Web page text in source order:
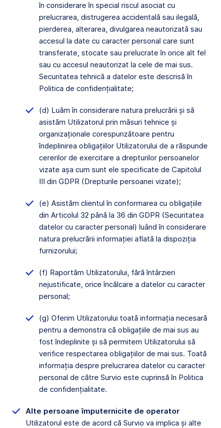
în considerare în special riscul asociat cu
prelucrarea, distrugerea accidentală sau ilegală,
pierderea, alterarea, divulgarea neautorizată sau
accesul la date cu caracter personal care sunt
transferate, stocate sau prelucrate în orice alt fel
sau cu accesul neautorizat la cele de mai sus.
Securitatea tehnică a datelor este descrisă în
Politica de confidențialitate;
(d) Luăm în considerare natura prelucrării și să
asistăm Utilizatorul prin măsuri tehnice și
organizaționale corespunzătoare pentru
îndeplinirea obligațiilor Utilizatorului de a răspunde
cererilor de exercitare a drepturilor persoanelor
vizate așa cum sunt ele specificate de Capitolul
III din GDPR (Drepturile persoanei vizate);
(e) Asistăm clientul în conformarea cu obligațiile
din Articolul 32 până la 36 din GDPR (Securitatea
datelor cu caracter personal) luând în considerare
natura prelucrării informației aflată la dispoziția
furnizorului;
(f) Raportăm Utilizatorului, fără întârzieri
nejustificate, orice încălcare a datelor cu caracter
personal;
(g) Oferim Utilizatorului toată informația necesară
pentru a demonstra că obligațiile de mai sus au
fost îndeplinite și să permitem Utilizatorului să
verifice respectarea obligațiilor de mai sus. Toată
informația despre prelucrarea datelor cu caracter
personal de către Survio este cuprinsă în Politica
de confidențialitate.
Alte persoane împuternicite de operator
Utilizatorul este de acord că Survio va implica și alte